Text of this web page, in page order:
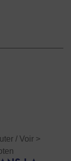
/ Voir >